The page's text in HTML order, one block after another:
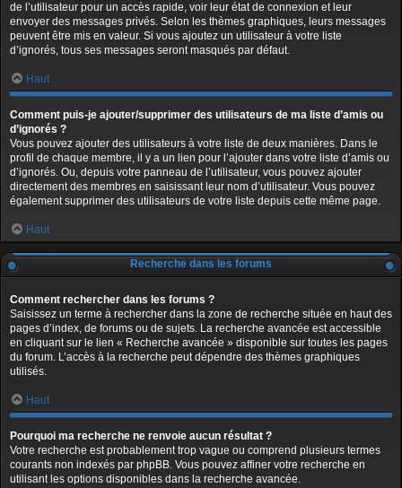
de l’utilisateur pour un accès rapide, voir leur état de connexion et leur
envoyer des messages privés. Selon les thèmes graphiques, leurs messages
peuvent être mis en valeur. Si vous ajoutez un utilisateur à votre liste
d’ignorés, tous ses messages seront masqués par défaut.
Haut
Comment puis-je ajouter/supprimer des utilisateurs de ma liste d’amis ou
d’ignorés ?
Vous pouvez ajouter des utilisateurs à votre liste de deux manières. Dans le
profil de chaque membre, il y a un lien pour l’ajouter dans votre liste d’amis ou
d’ignorés. Ou, depuis votre panneau de l’utilisateur, vous pouvez ajouter
directement des membres en saisissant leur nom d’utilisateur. Vous pouvez
également supprimer des utilisateurs de votre liste depuis cette même page.
Haut
Recherche dans les forums
Comment rechercher dans les forums ?
Saisissez un terme à rechercher dans la zone de recherche située en haut des
pages d’index, de forums ou de sujets. La recherche avancée est accessible
en cliquant sur le lien « Recherche avancée » disponible sur toutes les pages
du forum. L’accès à la recherche peut dépendre des thèmes graphiques
utilisés.
Haut
Pourquoi ma recherche ne renvoie aucun résultat ?
Votre recherche est probablement trop vague ou comprend plusieurs termes
courants non indexés par phpBB. Vous pouvez affiner votre recherche en
utilisant les options disponibles dans la recherche avancée.